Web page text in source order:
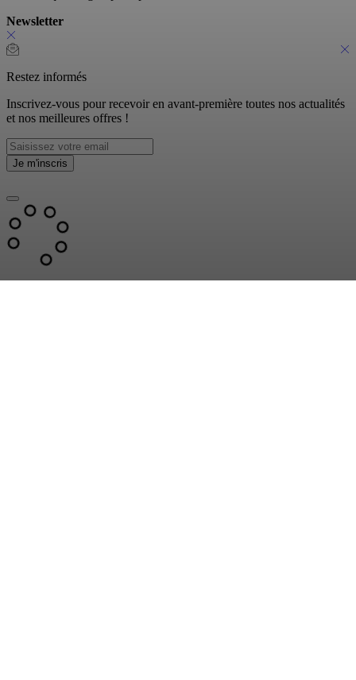
Newsletter
Restez informés
Inscrivez-vous pour recevoir en avant-première toutes nos actualités
et nos meilleures offres !